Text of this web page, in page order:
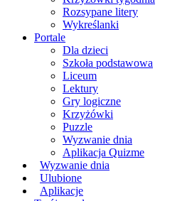
Rozsypane litery
Wykreślanki
Portale
Dla dzieci
Szkoła podstawowa
Liceum
Lektury
Gry logiczne
Krzyżówki
Puzzle
Wyzwanie dnia
Aplikacja Quizme
Wyzwanie dnia
Ulubione
Aplikacje